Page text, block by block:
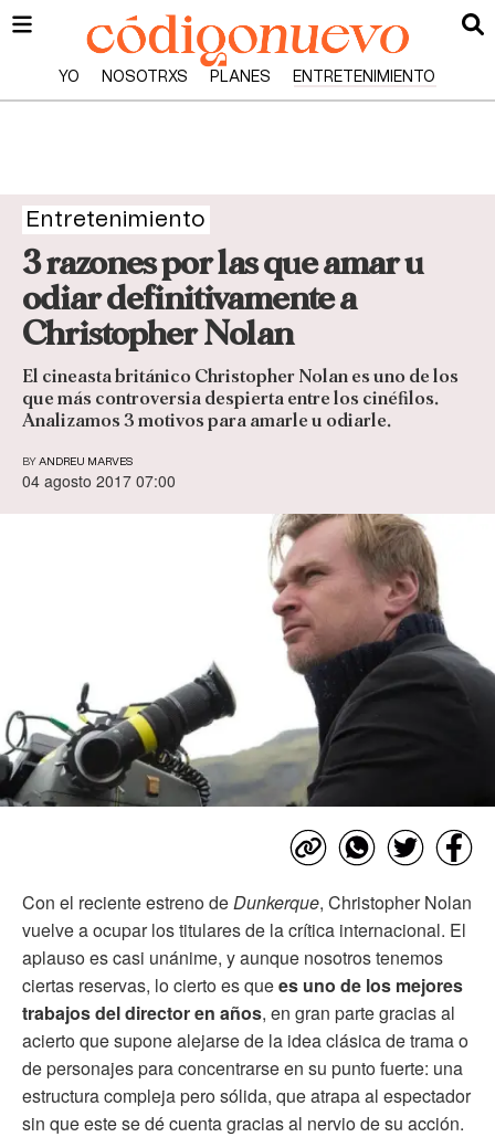
YO NOSOTRXS PLANES ENTRETENIMIENTO
Entretenimiento
3 razones por las que amar u
odiar definitivamente a
Christopher Nolan
El cineasta británico Christopher Nolan es uno de los
que más controversia despierta entre los cinéfilos.
Analizamos 3 motivos para amarle u odiarle.
BY ANDREU MARVES
04 agosto 2017 07:00
Con el reciente estreno deDunkerque, Christopher Nolan
vuelve a ocupar los titulares de la crítica internacional. El
aplauso es casi unánime, y aunque nosotros tenemos
ciertas reservas, lo cierto es quees uno de los mejores
trabajos del director en años, en gran parte gracias al
acierto que supone alejarse de la idea clásica de trama o
de personajes para concentrarse en su punto fuerte: una
estructura compleja pero sólida, que atrapa al espectador
sin que este se dé cuenta gracias al nervio de su acción.